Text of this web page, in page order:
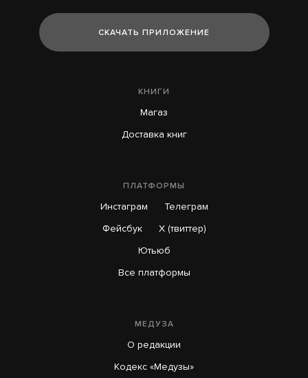
СКАЧАТЬ ПРИЛОЖЕНИЕ
КНИГИ
Магаз
Доставка книг
ПЛАТФОРМЫ
Инстаграм
Телеграм
Фейсбук
X (твиттер)
Ютьюб
Все платформы
МЕДУЗА
О редакции
Кодекс «Медузы»